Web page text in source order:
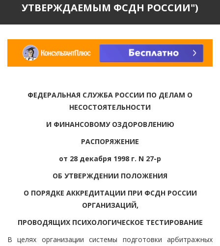
УТВЕРЖДАЕМЫМ ФСДН РОССИИ")
ФЕДЕРАЛЬНАЯ СЛУЖБА РОССИИ ПО ДЕЛАМ О
НЕСОСТОЯТЕЛЬНОСТИ
И ФИНАНСОВОМУ ОЗДОРОВЛЕНИЮ
РАСПОРЯЖЕНИЕ
от 28 декабря 1998 г. N 27-р
ОБ УТВЕРЖДЕНИИ ПОЛОЖЕНИЯ
О ПОРЯДКЕ АККРЕДИТАЦИИ ПРИ ФСДН РОССИИ
ОРГАНИЗАЦИЙ,
ПРОВОДЯЩИХ ПСИХОЛОГИЧЕСКОЕ ТЕСТИРОВАНИЕ
В целях организации системы подготовки арбитражных